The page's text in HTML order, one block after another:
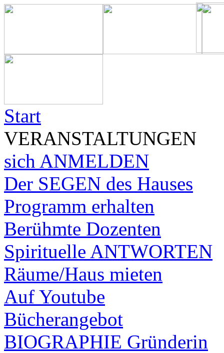
Start
VERANSTALTUNGEN
sich ANMELDEN
Der SEGEN des Hauses
Programm erhalten
Berühmte Dozenten
Spirituelle ANTWORTEN
Räume/Haus mieten
Auf Youtube
Bücherangebot
BIOGRAPHIE Gründerin